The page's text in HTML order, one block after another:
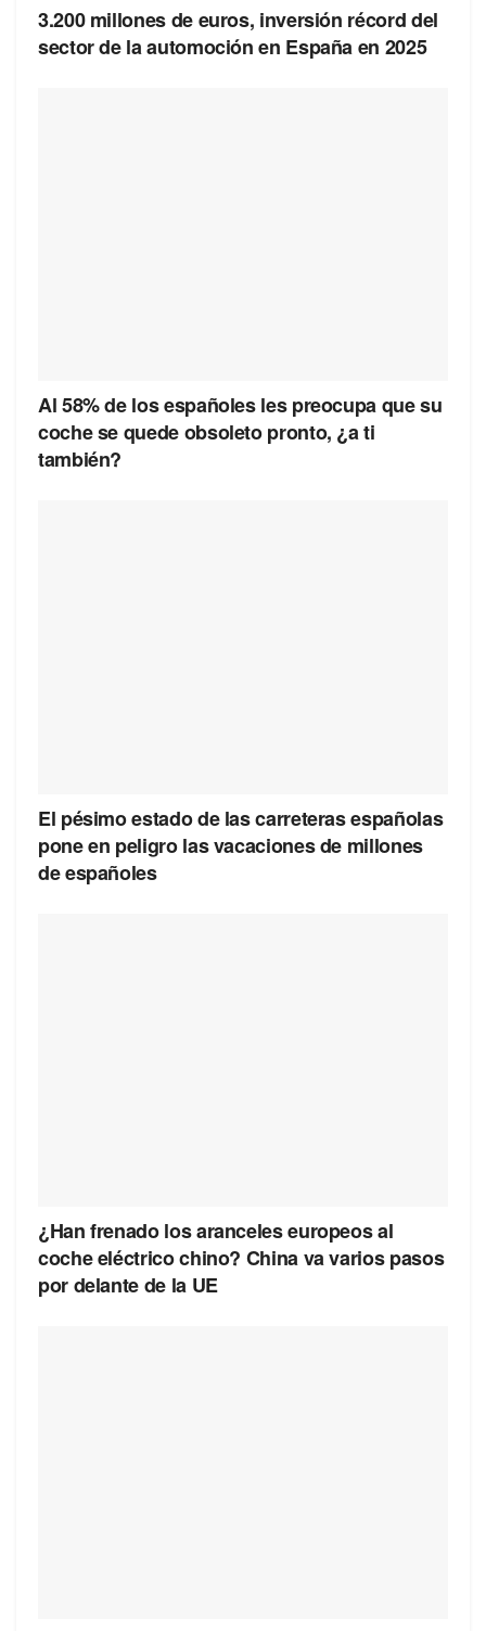
3.200 millones de euros, inversión récord del
sector de la automoción en España en 2025
Al 58% de los españoles les preocupa que su
coche se quede obsoleto pronto, ¿a ti
también?
El pésimo estado de las carreteras españolas
pone en peligro las vacaciones de millones
de españoles
¿Han frenado los aranceles europeos al
coche eléctrico chino? China va varios pasos
por delante de la UE